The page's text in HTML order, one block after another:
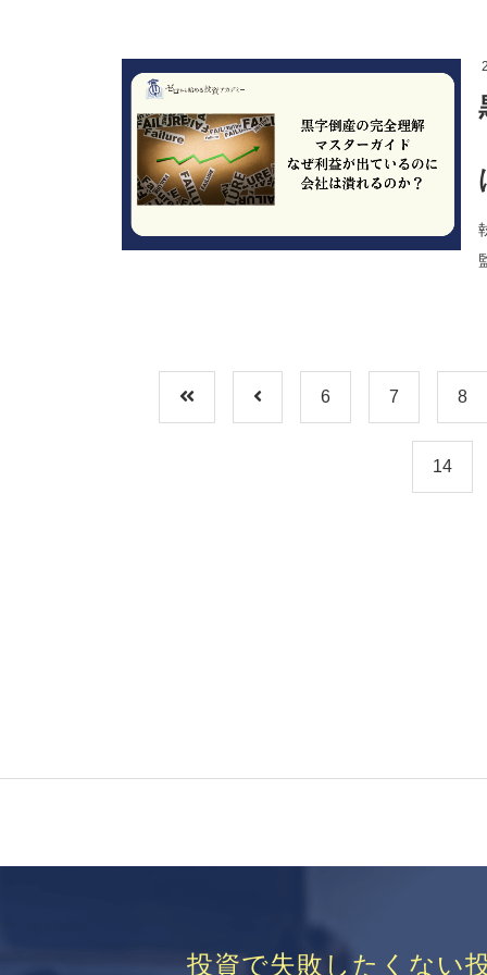
6 7 8
14
投資で失敗したくない